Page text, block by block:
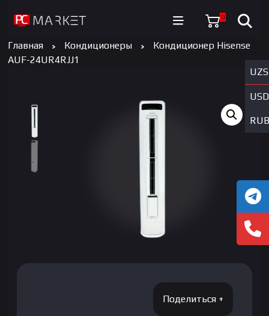
0
UZS
USD
RUB
Главная Кондиционеры
Кондиционер Hisense
AUF-24UR4RJJ1